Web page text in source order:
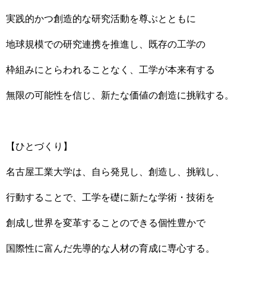
実践的かつ創造的な研究活動を尊ぶとともに
地球規模での研究連携を推進し、既存の工学の
枠組みにとらわれることなく、工学が本来有する
無限の可能性を信じ、新たな価値の創造に挑戦する。
【ひとづくり】
名古屋工業大学は、自ら発見し、創造し、挑戦し、
行動することで、工学を礎に新たな学術・技術を
創成し世界を変革することのできる個性豊かで
国際性に富んだ先導的な人材の育成に専心する。